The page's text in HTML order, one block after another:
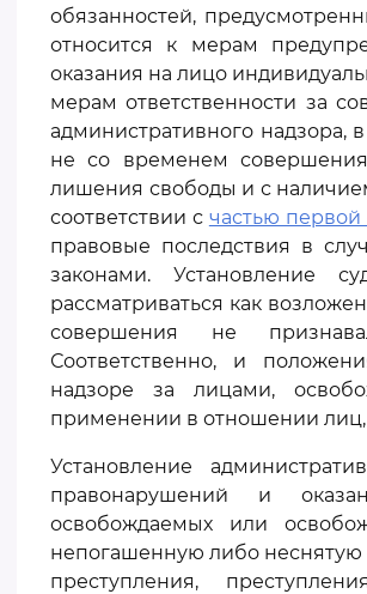
обязанностей,
относится к мерам
оказания на лицо
мерам ответственности за
административного надзора,
не со временем
лишения свободы и с
соответствии с частью первой
правовые последствия в
законами. Установление
рассматриваться как
совершения не
Соответственно, и
надзоре за лицами,
применении в отношении лиц,
Установление
правонарушений и
освобождаемых или
непогашенную либо неснятую
преступления,